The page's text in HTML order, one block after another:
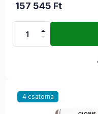
157 545 Ft
4 csatorna